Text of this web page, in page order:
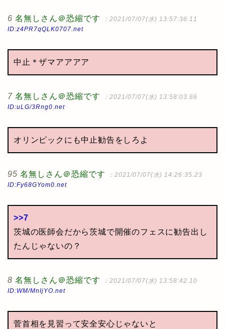
6 名無しさん＠恐縮です
：2021/07/07(水) 13:57:36.11
ID:z4PR7qQLK0707.net
中止＊ザマアアアア
7 名無しさん＠恐縮です
：2021/07/07(水) 13:58:03.66
ID:uLG/3Rng0.net
オリンピックにも中止勧告をしろよ
95 名無しさん＠恐縮です
：2021/07/07(水) 14:26:35.23
ID:Fy68GYom0.net
>>7
茨城の医師会だから茨城で開催のフェスに勧告出し
たんじゃないの？
8 名無しさん＠恐縮です
：2021/07/07(水) 13:58:42.10
ID:WM/MnIjYO.net
菅首相を見習って安全安心じゃないと